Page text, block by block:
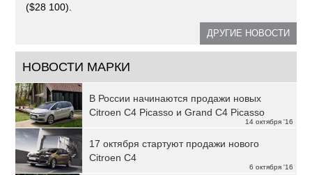
($28 100).
ДРУГИЕ НОВОСТИ
НОВОСТИ МАРКИ
14 октября '16
В России начинаются продажи новых
Citroen С4 Picasso и Grand C4 Picasso
6 октября '16
17 октября стартуют продажи нового
Citroen C4